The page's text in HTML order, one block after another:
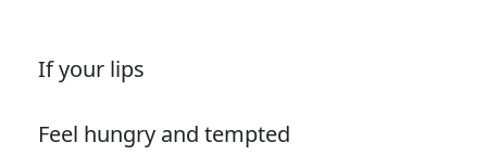
If your lips
Feel hungry and tempted